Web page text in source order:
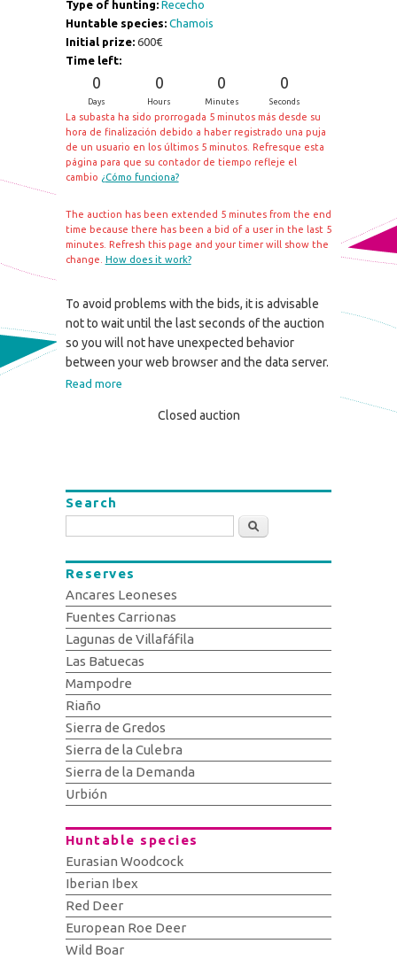
Type of hunting: Rececho
Huntable species: Chamois
Initial prize: 600€
Time left:
0
Days
0
Hours
0
Minutes
0
Seconds
La subasta ha sido prorrogada 5 minutos más desde su
hora de finalización debido a haber registrado una puja
de un usuario en los últimos 5 minutos. Refresque esta
página para que su contador de tiempo refleje el
cambio ¿Cómo funciona?
The auction has been extended 5 minutes from the end
time because there has been a bid of a user in the last 5
minutes. Refresh this page and your timer will show the
change. How does it work?
To avoid problems with the bids, it is advisable
not to wait until the last seconds of the auction
so you will not have unexpected behavior
between your web browser and the data server.
Read more
Closed auction
Search
Search
Reserves
Ancares Leoneses
Fuentes Carrionas
Lagunas de Villafáfila
Las Batuecas
Mampodre
Riaño
Sierra de Gredos
Sierra de la Culebra
Sierra de la Demanda
Urbión
Huntable species
Eurasian Woodcock
Iberian Ibex
Red Deer
European Roe Deer
Wild Boar